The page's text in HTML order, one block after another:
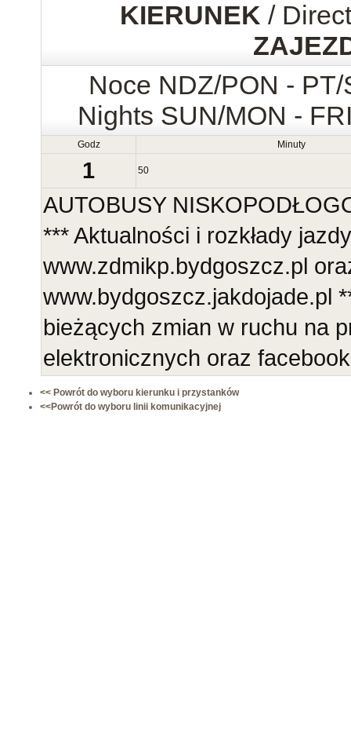
KIERUNEK /
Noce NDZ/PON - PT/
Nights SUN/MON -
Godz Minuty
1 50
AUTOBUSY
*** Aktualności i rozkłady
www.zdmikp.bydgoszcz.pl
www.bydgoszcz.jakdojade.pl
bieżących zmian w ruchu na
elektronicznych oraz
<< Powrót do wyboru kierunku i przystanków
<<Powrót do wyboru linii komunikacyjnej